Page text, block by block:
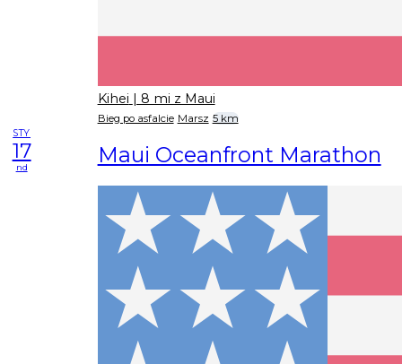
Kihei | 8 mi z Maui
Bieg po asfalcie Marsz 5 km
STY
17
nd Maui Oceanfront Marathon